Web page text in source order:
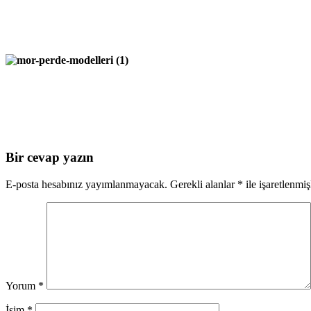
Bir cevap yazın
E-posta hesabınız yayımlanmayacak. Gerekli alanlar * ile
Yorum *